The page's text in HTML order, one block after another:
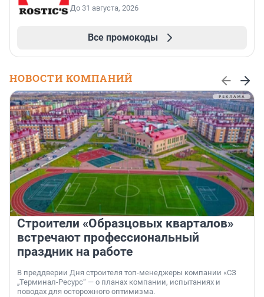
До 31 августа, 2026
Все промокоды
НОВОСТИ КОМПАНИЙ
Строители «Образцовых кварталов»
встречают профессиональный
праздник на работе
В преддверии Дня строителя топ-менеджеры компании «СЗ
„Терминал-Ресурс“ — о планах компании, испытаниях и
поводах для осторожного оптимизма.